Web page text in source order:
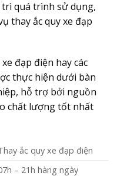
trì quá trình sử dụng,
thay ắc quy xe đạp
đạp điện hay các
thực hiện dưới bàn
hỗ trợ bởi nguồn
chất lượng tốt nhất
ắc quy xe đạp điện
– 21h hàng ngày